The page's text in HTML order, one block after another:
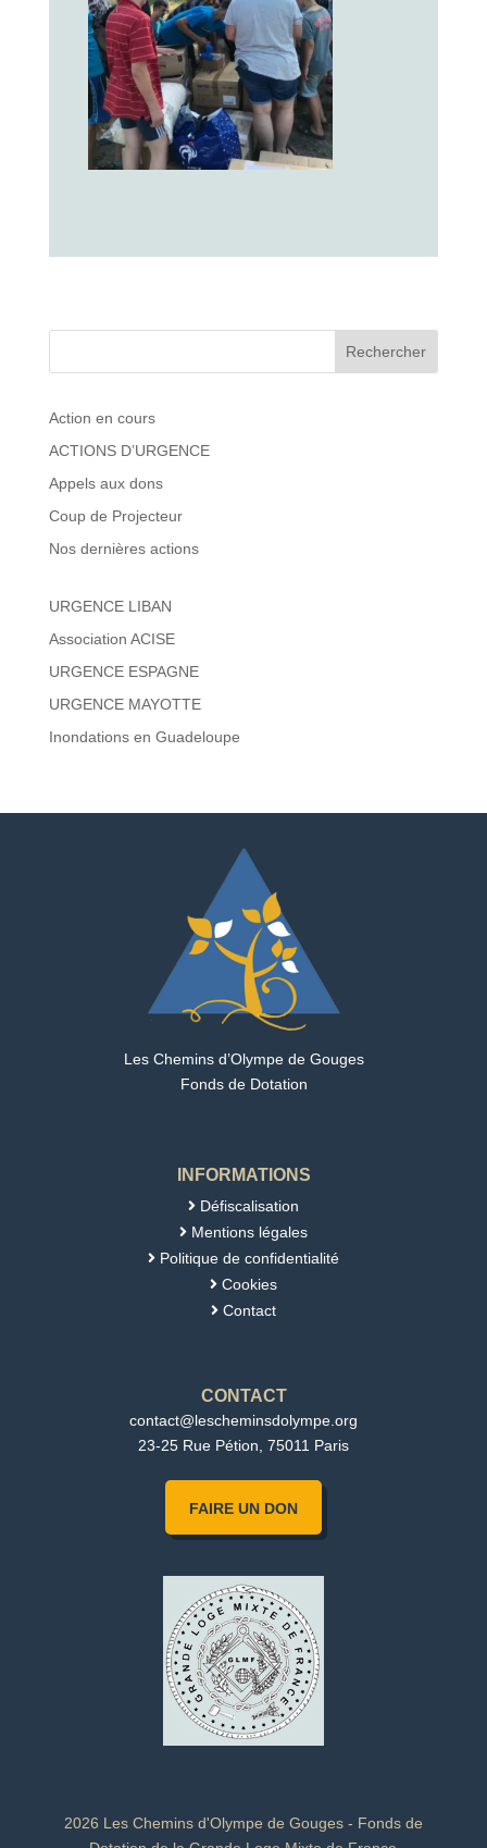
Rechercher
Action en cours
ACTIONS D’URGENCE
Appels aux dons
Coup de Projecteur
Nos dernières actions
URGENCE LIBAN
Association ACISE
URGENCE ESPAGNE
URGENCE MAYOTTE
Inondations en Guadeloupe
Les Chemins d’Olympe de Gouges
Fonds de Dotation
INFORMATIONS
 Défiscalisation
 Mentions légales
 Politique de confidentialité
 Cookies
 Contact
CONTACT
contact@lescheminsdolympe.org
23-25 Rue Pétion, 75011 Paris
FAIRE UN DON
2026 Les Chemins d'Olympe de Gouges - Fonds de